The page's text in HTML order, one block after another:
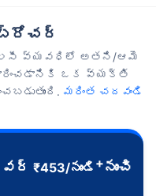
బ్రోచర్
పాలసీ వ్యవధిలో అతని/ఆమె
ఒక వ్యక్తి
మరింత చదవండి
₹453/నుండి +నుంచి